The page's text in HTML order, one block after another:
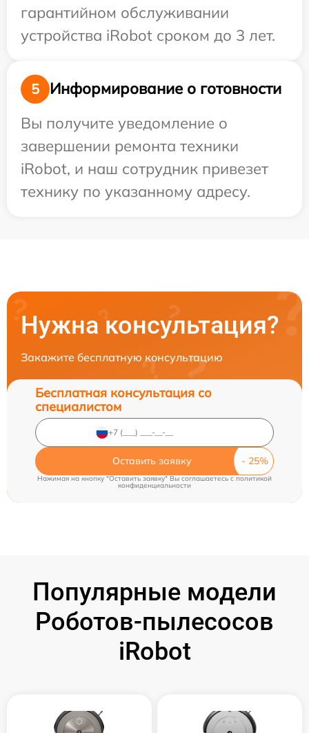
гарантийном обслуживании
устройства iRobot сроком до 3 лет.
5
Информирование о готовности
Вы получите уведомление о
завершении ремонта техники
iRobot, и наш сотрудник привезет
технику по указанному адресу.
Нужна консультация?
Закажите бесплатную консультацию
Бесплатная консультация со
специалистом
Оставить заявку
Нажимая на кнопку "Оставить заявку" Вы соглашаетесь cполитикой
конфиденциальности
Популярные модели
Роботов-пылесосов
iRobot